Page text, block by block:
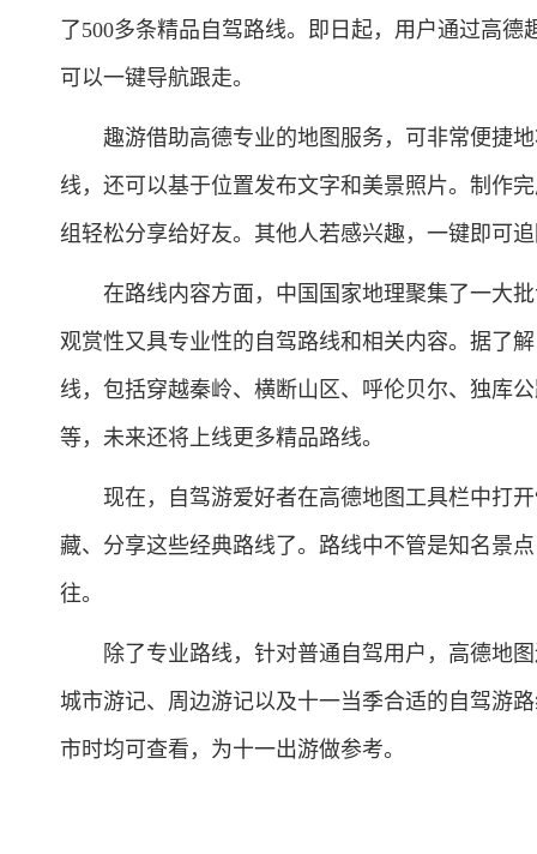
了500多条精品自驾路线。即日起，用户通过高
可以一键导航跟走。
趣游借助高德专业的地图服务，可非常便捷地
线，还可以基于位置发布文字和美景照片。制作
组轻松分享给好友。其他人若感兴趣，一键即可
在路线内容方面，中国国家地理聚集了一大批
观赏性又具专业性的自驾路线和相关内容。据了
线，包括穿越秦岭、横断山区、呼伦贝尔、独库
等，未来还将上线更多精品路线。
现在，自驾游爱好者在高德地图工具栏中打开
藏、分享这些经典路线了。路线中不管是知名景
往。
除了专业路线，针对普通自驾用户，高德地图
城市游记、周边游记以及十一当季合适的自驾游
市时均可查看，为十一出游做参考。